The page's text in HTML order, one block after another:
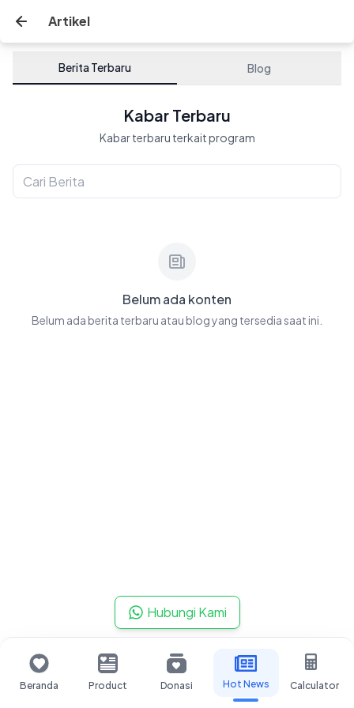
Artikel
Berita Terbaru Blog
Kabar Terbaru
Kabar terbaru terkait program
Belum ada konten
Belum ada berita terbaru atau blog yang tersedia saat ini.
Hubungi Kami
Beranda Product Donasi Hot News Calculator